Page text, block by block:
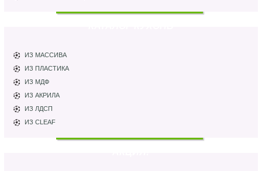
ИЗ МАССИВА
ИЗ ПЛАСТИКА
ИЗ МДФ
ИЗ АКРИЛА
ИЗ ЛДСП
ИЗ CLEAF